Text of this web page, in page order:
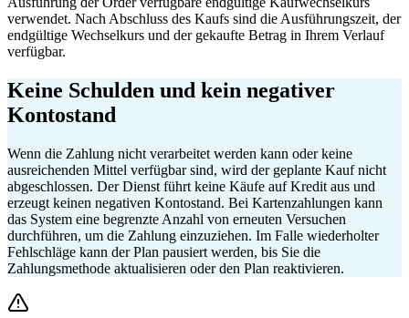
verwendet. Nach Abschluss des Kaufs sind die Ausführungszeit, der
endgültige Wechselkurs und der gekaufte Betrag in Ihrem Verlauf
verfügbar.
Keine Schulden und kein negativer
Kontostand
Wenn die Zahlung nicht verarbeitet werden kann oder keine
ausreichenden Mittel verfügbar sind, wird der geplante Kauf nicht
abgeschlossen. Der Dienst führt keine Käufe auf Kredit aus und
erzeugt keinen negativen Kontostand. Bei Kartenzahlungen kann
das System eine begrenzte Anzahl von erneuten Versuchen
durchführen, um die Zahlung einzuziehen. Im Falle wiederholter
Fehlschläge kann der Plan pausiert werden, bis Sie die
Zahlungsmethode aktualisieren oder den Plan reaktivieren.